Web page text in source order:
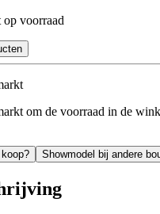
voorraad
om de voorraad in de
Showmodel bij andere